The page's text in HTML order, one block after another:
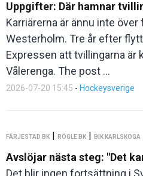
Uppgifter: Där hamnar
Karriärerna är ännu inte
Westerholm. Tre år efter
Expressen att tvillingarna är
Vålerenga. The post ...
2026-07-20 15:45 - Hockeysverige
FÄRJESTAD BK | RÖGLE BK | BIK KARLSKOGA
Avslöjar nästa steg: "Det
Det blir ingen fortsättning i